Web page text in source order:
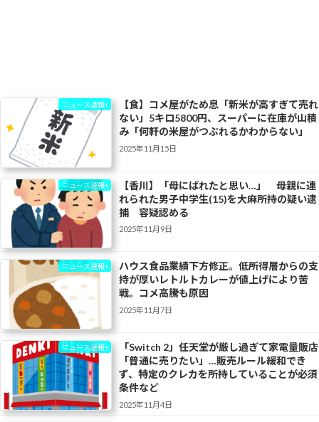
ニュース速報+
【食】コメ屋がため息「新米が高すぎて売れ
ない」5キロ5800円、スーパーに在庫が山積
み「何軒の米屋がつぶれるかわからない」
2025年11月15日
ニュース速報+
【香川】「母にばれたと思い…」 母親に連
れられた男子中学生(15)を大麻所持の疑い逮
捕 容疑認める
2025年11月9日
ニュース速報+
ハウス食品業績下方修正。低所得層からの支
持が厚いレトルトカレーが値上げにより苦
戦。コメ高騰も原因
2025年11月7日
ニュース速報+
「Switch 2」任天堂が厳し過ぎて家電量販店
「普通に売りたい」…販売ルール緩和でき
ず、特定のクレカを所持していることが必須
条件など
2025年11月4日